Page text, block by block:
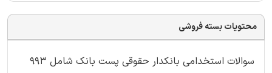
محتویات بسته فروشی
سوالات استخدامی بانکدار حقوقی پست بانک شامل 993